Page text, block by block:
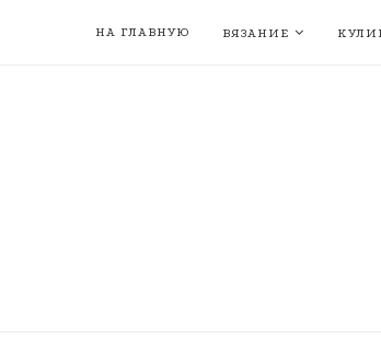
НА ГЛАВНУЮ ВЯЗАНИЕ